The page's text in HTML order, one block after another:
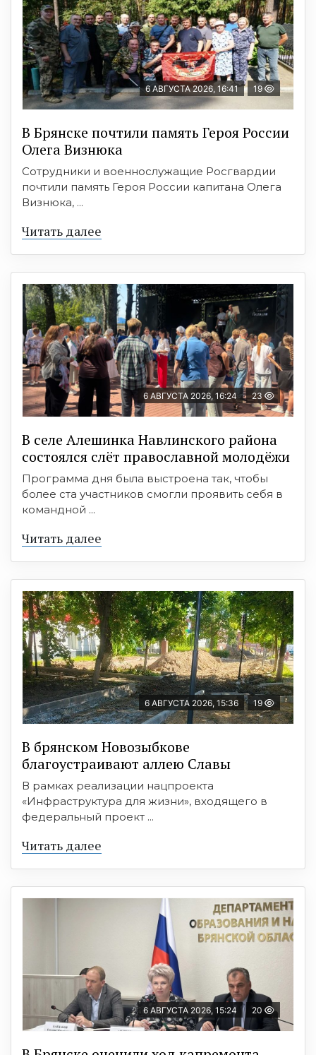
6 АВГУСТА 2026, 16:41 19
В Брянске почтили память Героя России
Олега Визнюка
Сотрудники и военнослужащие Росгвардии
почтили память Героя России капитана Олега
Визнюка, ...
Читать далее
6 АВГУСТА 2026, 16:24 23
В селе Алешинка Навлинского района
состоялся слёт православной молодёжи
Программа дня была выстроена так, чтобы
более ста участников смогли проявить себя в
командной ...
Читать далее
6 АВГУСТА 2026, 15:36 19
В брянском Новозыбкове
благоустраивают аллею Славы
В рамках реализации нацпроекта
«Инфраструктура для жизни», входящего в
федеральный проект ...
Читать далее
6 АВГУСТА 2026, 15:24 20